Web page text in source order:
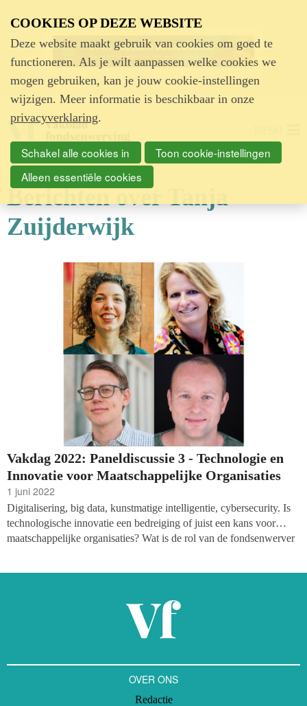
Advertentie
Berichten over Tanja
Zuijderwijk
Vakdag 2022: Paneldiscussie 3 - Technologie en
Innovatie voor Maatschappelijke Organisaties
1 juni 2022
Digitalisering, big data, kunstmatige intelligentie, cybersecurity. Is
technologische innovatie een bedreiging of juist een kans voor
maatschappelijke organisaties? Wat is de rol van de fondsenwerver
OVER ONS
Redactie
COOKIES OP DEZE WEBSITE
Deze website maakt gebruik van cookies om goed te
functioneren. Als je wilt aanpassen welke cookies we
mogen gebruiken, kan je jouw cookie-instellingen
wijzigen. Meer informatie is beschikbaar in onze
privacyverklaring.
Schakel alle cookies in
Toon cookie-instellingen
Alleen essentiële cookies